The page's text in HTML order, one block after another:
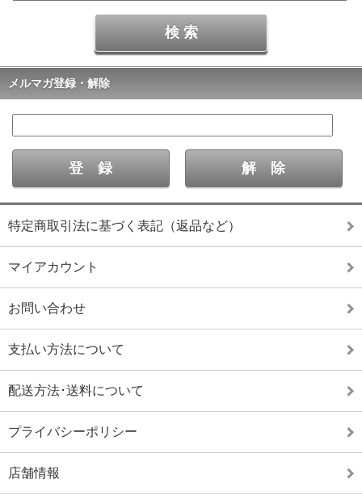
メルマガ登録・解除
特定商取引法に基づく表記（返品など）
マイアカウント
お問い合わせ
支払い方法について
配送方法･送料について
プライバシーポリシー
店舗情報